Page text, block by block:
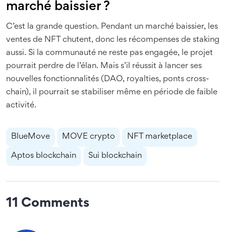
marché baissier ?
C’est la grande question. Pendant un marché baissier, les
ventes de NFT chutent, donc les récompenses de staking
aussi. Si la communauté ne reste pas engagée, le projet
pourrait perdre de l’élan. Mais s’il réussit à lancer ses
nouvelles fonctionnalités (DAO, royalties, ponts cross-
chain), il pourrait se stabiliser même en période de faible
activité.
BlueMove MOVE crypto NFT marketplace
Aptos blockchain Sui blockchain
11 Comments